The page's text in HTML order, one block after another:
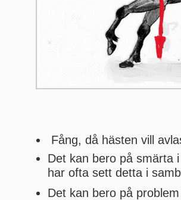
Fång, då hästen vill
Det kan bero på smärta
har ofta sett detta i
Det kan bero på